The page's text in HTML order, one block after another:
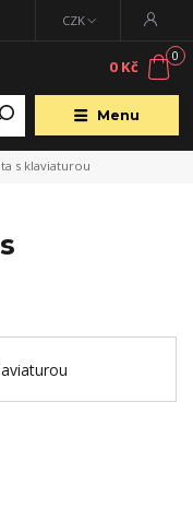
Menu
CZK
0
0 Kč
s klaviaturou